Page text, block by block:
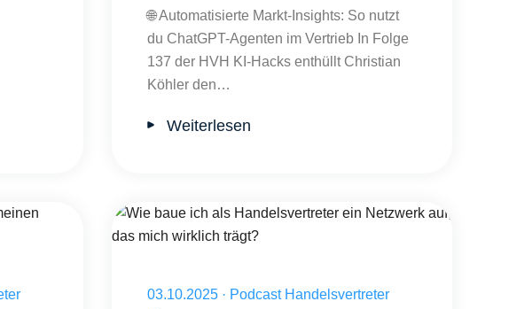
🌐 Automatisierte Markt-Insights: So nutzt
du ChatGPT-Agenten im Vertrieb In Folge
137 der HVH KI-Hacks enthüllt Christian
Köhler den…
Weiterlesen
Veröffentlicht am 03.10.2025
03.10.2025 · Podcast Handelsvertreter